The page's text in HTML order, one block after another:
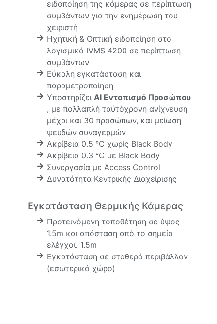
ειδοποίηση της κάμερας σε περίπτωση
συμβάντων για την ενημέρωση του
χειριστή
Ηχητική & Οπτική ειδοποίηση στο
λογισμικό IVMS 4200 σε περίπτωση
συμβάντων
Εύκολη εγκατάσταση και
παραμετροποίηση
Υποστηρίζει AI Εντοπισμό Προσώπου
, με πολλαπλή ταύτόχρονη ανίχνευση
μέχρι και 30 προσώπων, και μείωση
ψευδών συναγερμών
Ακρίβεια 0.5 °C χωρίς Black Body
Ακρίβεια 0.3 °C με Black Body
Συνεργασία με Access Control
Δυνατότητα Κεντρικής Διαχείρισης
Εγκατάσταση Θερμικής Κάμερας
Προτεινόμενη τοποθέτηση σε ύψος
1.5m και απόσταση από το σημείο
ελέγχου 1.5m
Εγκατάσταση σε σταθερό περιβάλλον
(εσωτερικό χώρο)